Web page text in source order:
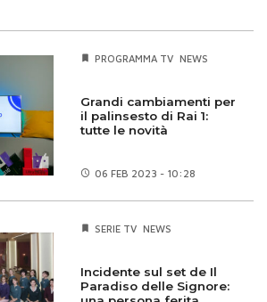
PROGRAMMA TV NEWS
Grandi cambiamenti per
il palinsesto di Rai 1:
tutte le novità
06 FEB 2023 - 10:28
SERIE TV NEWS
Incidente sul set de Il
Paradiso delle Signore: